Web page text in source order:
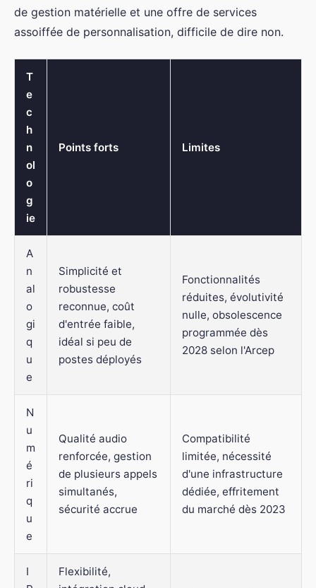
de gestion matérielle et une offre de services
assoiffée de personnalisation, difficile de dire non.
T
e
c
h
n
ol
o
g
ie
Points forts Limites
A
n
al
o
gi
q
u
e
Simplicité et
robustesse
reconnue, coût
d'entrée faible,
idéal si peu de
postes déployés
Fonctionnalités
réduites, évolutivité
nulle, obsolescence
programmée dès
2028 selon l'Arcep
N
u
m
é
ri
q
u
e
Qualité audio
renforcée, gestion
de plusieurs appels
simultanés,
sécurité accrue
Compatibilité
limitée, nécessité
d'une infrastructure
dédiée, effritement
du marché dès 2023
I
Flexibilité,